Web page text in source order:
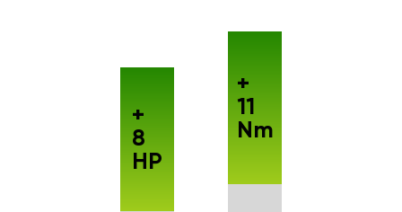
+
8
HP
+
11
Nm